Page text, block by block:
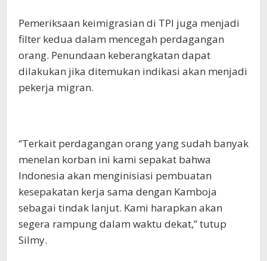
Pemeriksaan keimigrasian di TPI juga menjadi
filter kedua dalam mencegah perdagangan
orang. Penundaan keberangkatan dapat
dilakukan jika ditemukan indikasi akan menjadi
pekerja migran.
“Terkait perdagangan orang yang sudah banyak
menelan korban ini kami sepakat bahwa
Indonesia akan menginisiasi pembuatan
kesepakatan kerja sama dengan Kamboja
sebagai tindak lanjut. Kami harapkan akan
segera rampung dalam waktu dekat,” tutup
Silmy.